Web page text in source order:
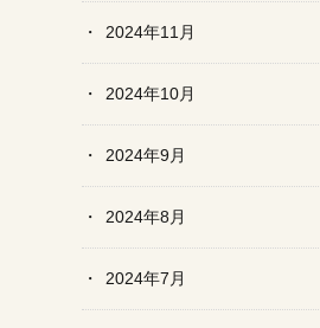
2024年11月
2024年10月
2024年9月
2024年8月
2024年7月